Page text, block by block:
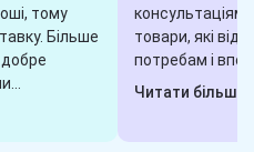
тому
Більше
добре
товари, які
потребам і
завжди готові
Читати більше